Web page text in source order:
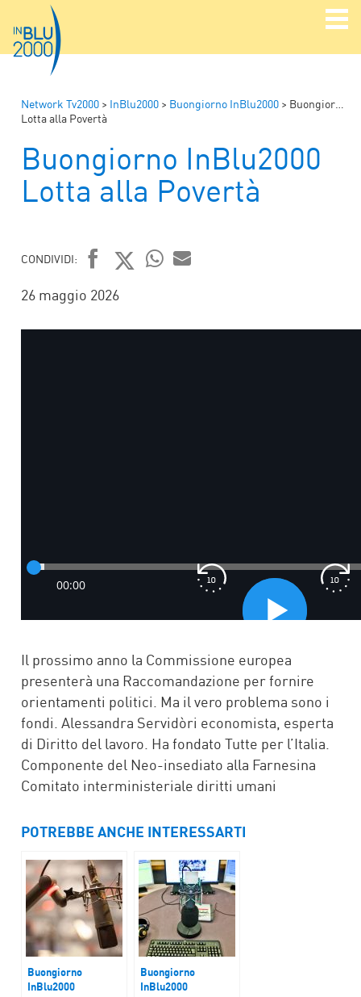
Network Tv2000 > InBlu2000 > Buongiorno InBlu2000 > Buongiorno InBlu2000
Lotta alla Povertà
Buongiorno InBlu2000
Lotta alla Povertà
CONDIVIDI:
FACEBOOK
TWITTER
26 maggio 2026
Il prossimo anno la Commissione europea
presenterà una Raccomandazione per fornire
orientamenti politici. Ma il vero problema sono i
fondi. Alessandra Servidòri economista, esperta
di Diritto del lavoro. Ha fondato Tutte per l’Italia.
Componente del Neo-insediato alla Farnesina
Comitato interministeriale diritti umani
POTREBBE ANCHE INTERESSARTI
Buongiorno
InBlu2000
Buongiorno
InBlu2000